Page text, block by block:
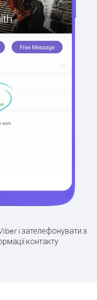
і зателефонувати з
контакту